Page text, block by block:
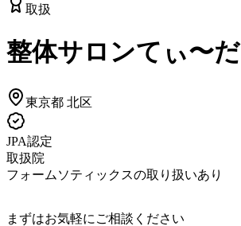
取扱
整体サロンてぃ〜だ
東京都 北区
JPA認定
取扱院
フォームソティックスの取り扱いあり
まずはお気軽にご相談ください